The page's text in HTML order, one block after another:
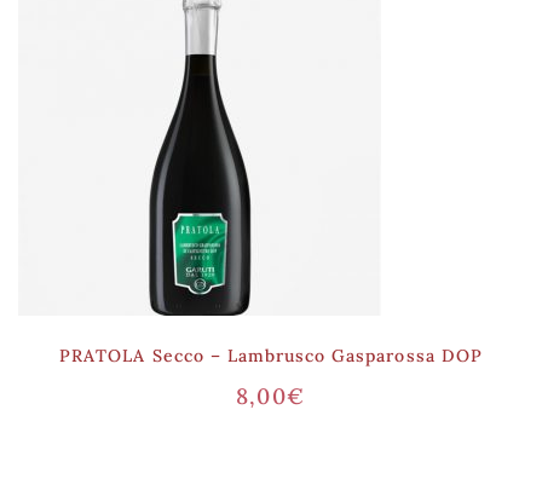
PRATOLA Secco – Lambrusco Gasparossa DOP
8,00€